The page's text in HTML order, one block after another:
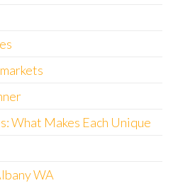
What Makes Each Unique
WA